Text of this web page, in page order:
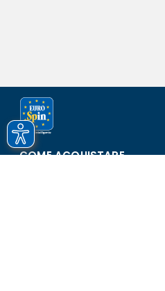
COME ACQUISTARE